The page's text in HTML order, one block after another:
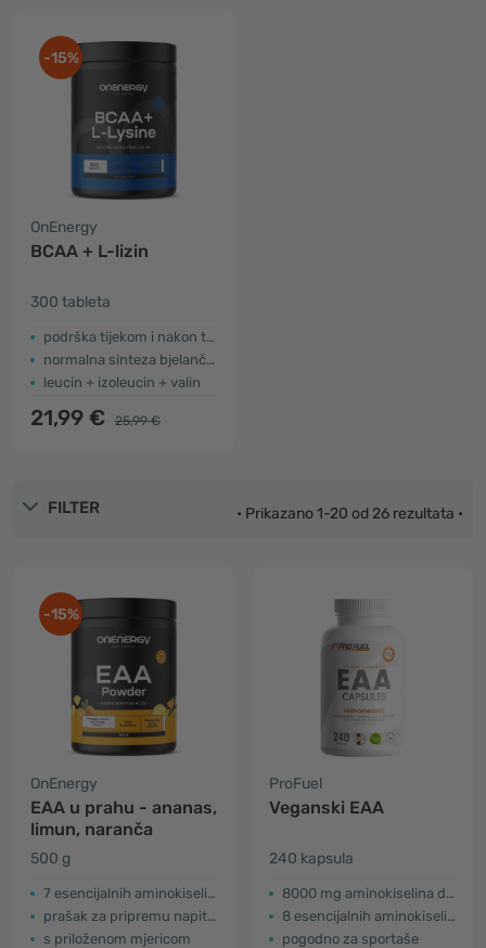
-15%
OnEnergy
BCAA + L-lizin
300 tableta
podrška tijekom i nakon treninga
normalna sinteza bjelančevina
leucin + izoleucin + valin
21,99 € 25,99 €
FILTER • Prikazano 1-20 od 26 rezultata •
-15%
OnEnergy
EAA u prahu - ananas,
limun, naranča
500 g
7 esencijalnih aminokiselina
prašak za pripremu napitka
s priloženom mjericom
ProFuel
Veganski EAA
240 kapsula
8000 mg aminokiselina dnevno
8 esencijalnih aminokiselina
pogodno za sportaše